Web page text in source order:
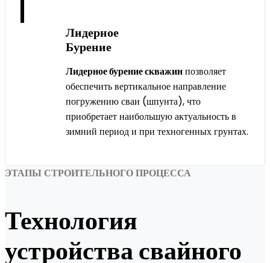
Лидерное
Бурение
Лидерное бурение скважинпозволяет
обеспечить вертикальное направление
погружению сваи (шпунта), что
приобретает наибольшую актуальность в
зимний период и при техногенных грунтах.
ЭТАПЫ СТРОИТЕЛЬНОГО ПРОЦЕССА
Технология
устройства свайного